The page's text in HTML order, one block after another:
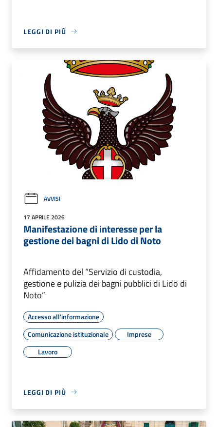
LEGGI DI PIÙ
AVVISI
17 APRILE 2026
Manifestazione di interesse per la
gestione dei bagni di Lido di Noto
Affidamento del “Servizio di custodia,
gestione e pulizia dei bagni pubblici di Lido di
Noto”
Accesso all'informazione
Comunicazione istituzionale
Imprese
Lavoro
LEGGI DI PIÙ